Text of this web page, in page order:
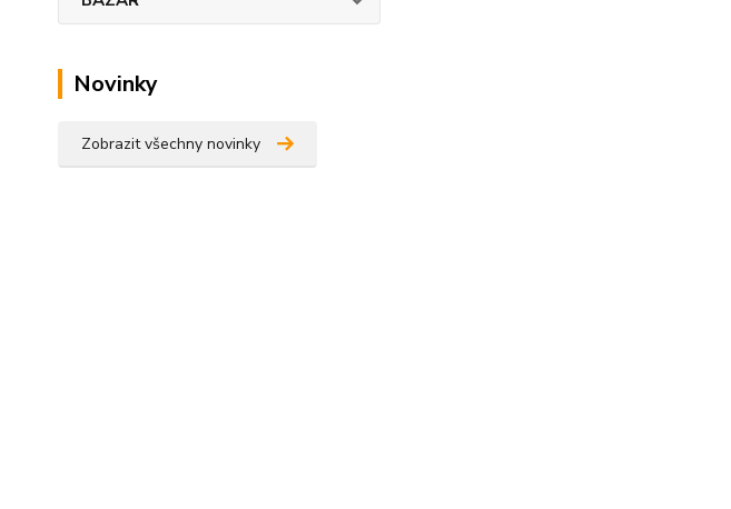
Novinky
Zobrazit všechny novinky